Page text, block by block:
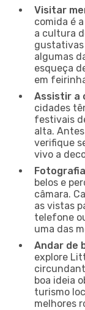
Visitar
comida é
a cultura
gustativas
algumas
esqueça
em
Assistir a
cidades
festivais
alta.
verifique
vivo a
belos e
câmara.
as vistas
telefone
uma das
Andar de
explore
boa ideia
turismo
melhores